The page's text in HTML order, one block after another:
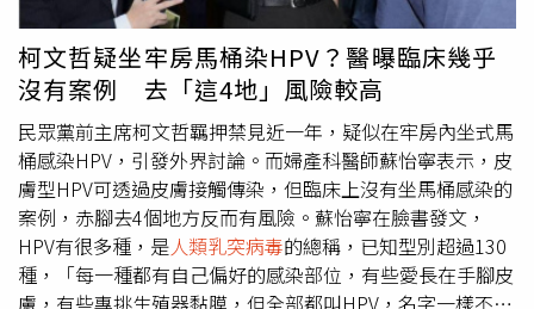
油炸燒烤食物。研究顯示，不使用抽油煙機的女性，罹肺癌
風險比有使用者高出8倍以上。4.職業性接觸致癌物：部分
職場環境長期在高濃度致癌源的環境下工作，或是某些建材
也可能有致癌源。5.家族病史：肺腺癌具家族遺傳，尤其是
女性。父親或兄弟曾患肺癌會提高1.3至2倍機率；若母親或
姐妹患肺癌，則提高4倍。因此有肺癌家族史又有抽菸習慣
的人，罹患風險更是高達一般人的20倍。6.有肺部疾病史：
曾患肺結核、慢性支氣管炎、氣喘或慢性阻塞性肺病等患
者，可能因發炎反應導致上皮細胞病變，增加1.5至5.9倍罹
癌風險。7.二手與三手菸：世界衛生組織研究證實，吸二手
菸得到肺癌的機會，比一般民眾高出20至30%；室內吸菸
柯文哲疑坐牢房馬桶染HPV？醫曝臨床幾乎
沒有案例 去「這4地」風險較高
民眾黨前主席柯文哲羈押禁見近一年，疑似在牢房內坐式馬
桶感染HPV，引發外界討論。而婦產科醫師蘇怡寧表示，皮
膚型HPV可透過皮膚接觸傳染，但臨床上沒有坐馬桶感染的
案例，赤腳去4個地方反而有風險。蘇怡寧在臉書發文，
HPV有很多種，是人類乳突病毒的總稱，已知型別超過130
種，「每一種都有自己偏好的感染部位，有些愛長在手腳皮
膚，有些專挑生殖器黏膜，但全部都叫HPV，名字一樣不代